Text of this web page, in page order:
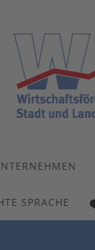
SPRACHE